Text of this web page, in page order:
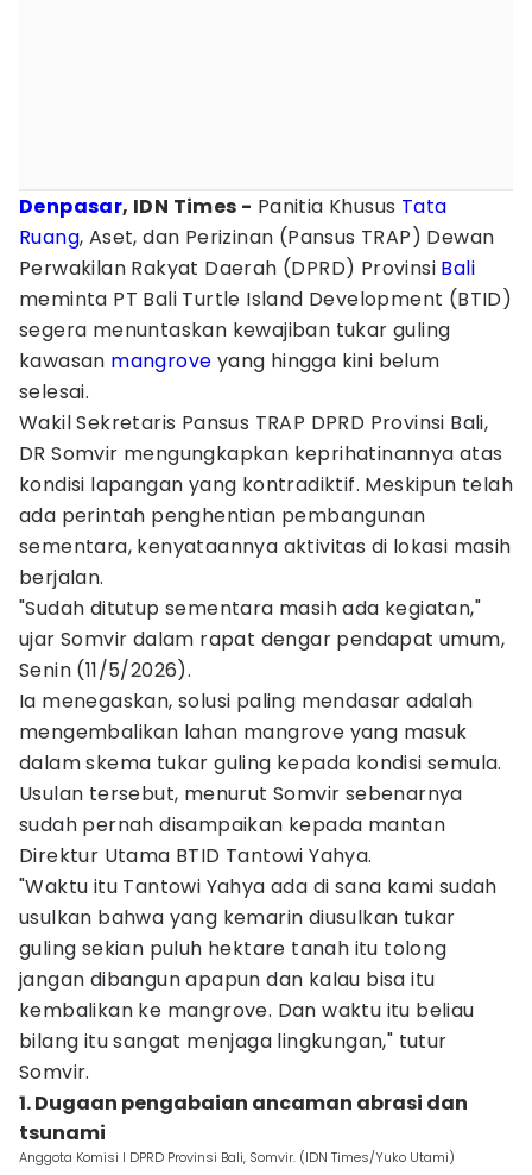
Denpasar, IDN Times - Panitia Khusus Tata
Ruang, Aset, dan Perizinan (Pansus TRAP) Dewan
Perwakilan Rakyat Daerah (DPRD) Provinsi Bali
meminta PT Bali Turtle Island Development (BTID)
segera menuntaskan kewajiban tukar guling
kawasan mangrove yang hingga kini belum
selesai.
Wakil Sekretaris Pansus TRAP DPRD Provinsi Bali,
DR Somvir mengungkapkan keprihatinannya atas
kondisi lapangan yang kontradiktif. Meskipun telah
ada perintah penghentian pembangunan
sementara, kenyataannya aktivitas di lokasi masih
berjalan.
"Sudah ditutup sementara masih ada kegiatan,"
ujar Somvir dalam rapat dengar pendapat umum,
Senin (11/5/2026).
Ia menegaskan, solusi paling mendasar adalah
mengembalikan lahan mangrove yang masuk
dalam skema tukar guling kepada kondisi semula.
Usulan tersebut, menurut Somvir sebenarnya
sudah pernah disampaikan kepada mantan
Direktur Utama BTID Tantowi Yahya.
"Waktu itu Tantowi Yahya ada di sana kami sudah
usulkan bahwa yang kemarin diusulkan tukar
guling sekian puluh hektare tanah itu tolong
jangan dibangun apapun dan kalau bisa itu
kembalikan ke mangrove. Dan waktu itu beliau
bilang itu sangat menjaga lingkungan," tutur
Somvir.
1. Dugaan pengabaian ancaman abrasi dan
tsunami
Anggota Komisi I DPRD Provinsi Bali, Somvir. (IDN Times/Yuko Utami)